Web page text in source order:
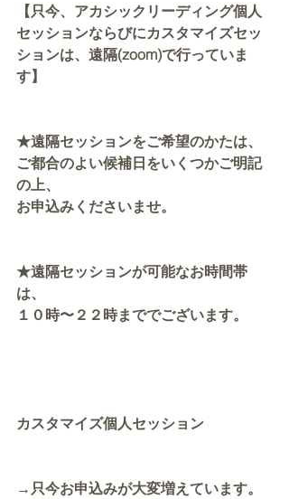
【只今、アカシックリーディング個人
セッションならびにカスタマイズセッ
ションは、遠隔(zoom)で行っていま
す】
★遠隔セッションをご希望のかたは、
ご都合のよい候補日をいくつかご明記
の上、
お申込みくださいませ。
★遠隔セッションが可能なお時間帯
は、
１０時〜２２時まででございます。
カスタマイズ個人セッション
→只今お申込みが大変増えています。